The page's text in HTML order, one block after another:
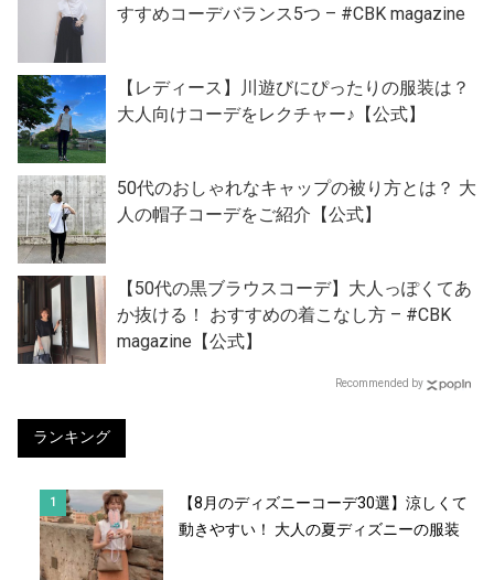
すすめコーデバランス5つ – #CBK magazine
【レディース】川遊びにぴったりの服装は？
大人向けコーデをレクチャー♪【公式】
50代のおしゃれなキャップの被り方とは？ 大
人の帽子コーデをご紹介【公式】
【50代の黒ブラウスコーデ】大人っぽくてあ
か抜ける！ おすすめの着こなし方 – #CBK
magazine【公式】
Recommended by
ランキング
【8月のディズニーコーデ30選】涼しくて
動きやすい！ 大人の夏ディズニーの服装